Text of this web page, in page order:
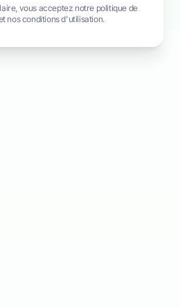
vous acceptez notre politique de
nos conditions d'utilisation.